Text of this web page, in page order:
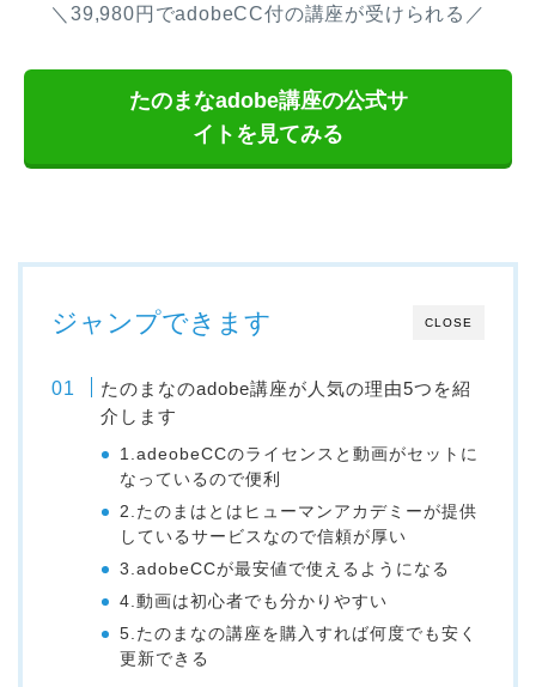
＼39,980円でadobeCC付の講座が受けられる／
たのまなadobe講座の公式サ
イトを見てみる
CLOSE
ジャンプできます
たのまなのadobe講座が人気の理由5つを紹
介します
1.adeobeCCのライセンスと動画がセットに
なっているので便利
2.たのまはとはヒューマンアカデミーが提供
しているサービスなので信頼が厚い
3.adobeCCが最安値で使えるようになる
4.動画は初心者でも分かりやすい
5.たのまなの講座を購入すれば何度でも安く
更新できる